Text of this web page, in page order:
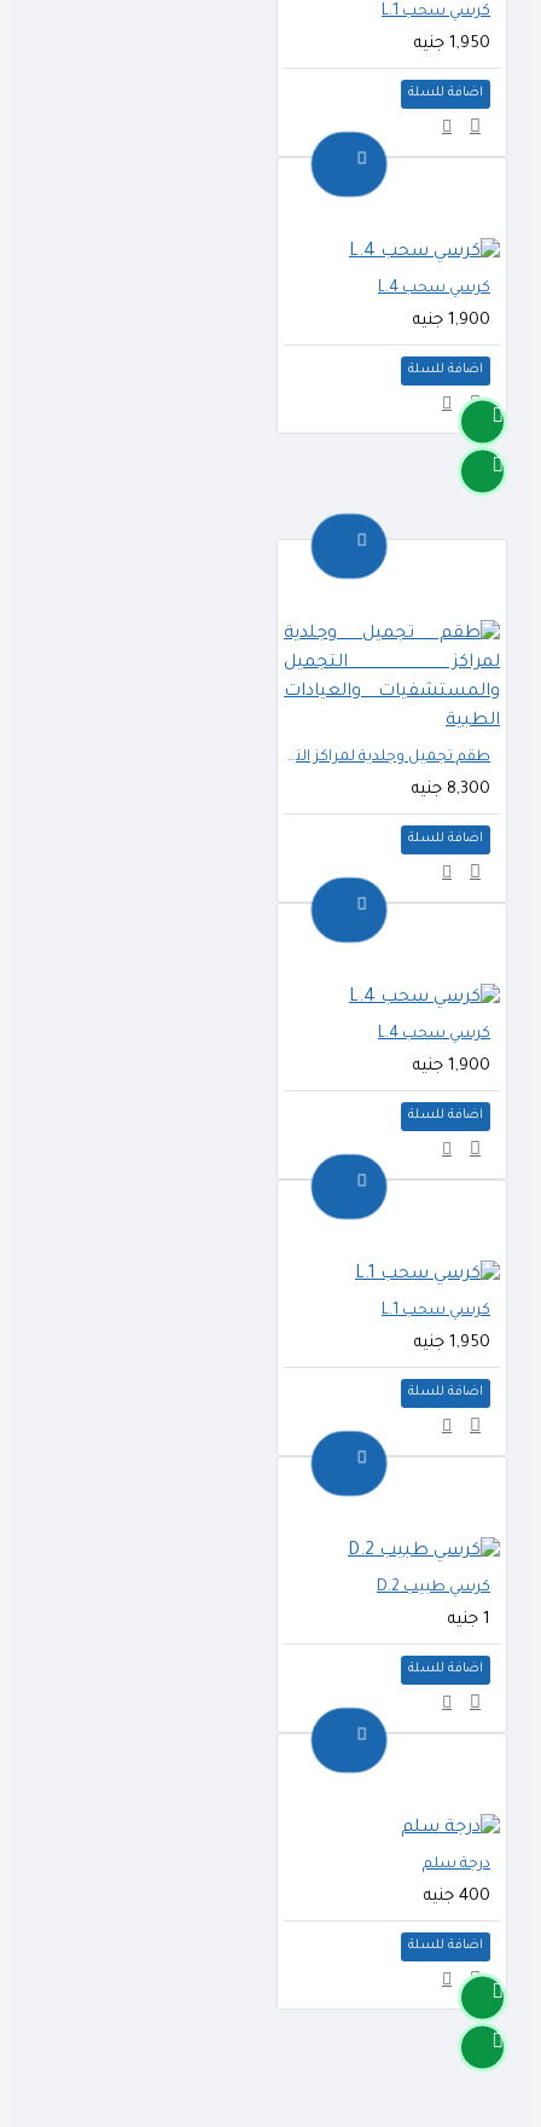
كرسي سحب L.1
1,950 جنيه
اضافة للسلة
كرسي سحب L.4
1,900 جنيه
اضافة للسلة
طقم تجميل وجلدية لمراكز التجميل والمستشفيات والعيادات الطبية
8,300 جنيه
اضافة للسلة
كرسي سحب L.4
1,900 جنيه
اضافة للسلة
كرسي سحب L.1
1,950 جنيه
اضافة للسلة
كرسي طبيب D.2
اضافة للسلة
درجة سلم
اضافة للسلة